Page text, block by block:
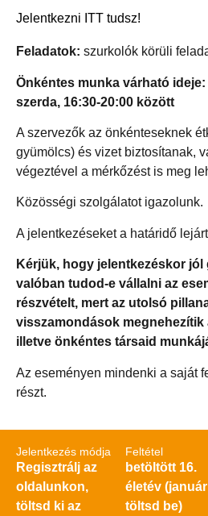
Jelentkezni ITT tudsz!
Feladatok: szurkolók körüli
Önkéntes munka várható ideje:
szerda, 16:30-20:00 között
A szervezők az önkénteseknek
gyümölcs) és vizet biztosítanak,
végeztével a mérkőzést is meg
Közösségi szolgálatot igazolunk.
A jelentkezéseket a határidő
Kérjük, hogy jelentkezéskor
valóban tudod-e vállalni az
részvételt, mert az utolsó
visszamondások megnehezítik
illetve önkéntes társaid
Az eseményen mindenki a saját
részt.
Jelentkezés módja
Regisztrálj az
oldalunkon,
töltsd ki az
Feltétel
betöltött 16.
életév
töltsd be)